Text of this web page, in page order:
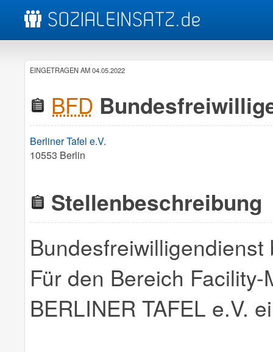
EINGETRAGEN AM 04.05.2022
BFD
Berliner Tafel e.V.
10553 Berlin
Stellenbeschreibung
Bundesfreiwilligendienst
Für den Bereich
BERLINER TAFEL e.V.